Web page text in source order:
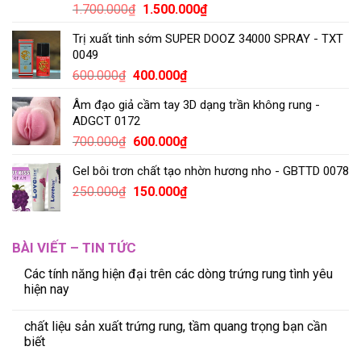
1.700.000₫ 1.500.000₫
Trị xuất tinh sớm SUPER DOOZ 34000 SPRAY - TXT
0049
600.000₫ 400.000₫
Âm đạo giả cầm tay 3D dạng trần không rung -
ADGCT 0172
700.000₫ 600.000₫
Gel bôi trơn chất tạo nhờn hương nho - GBTTD 0078
250.000₫ 150.000₫
BÀI VIẾT – TIN TỨC
Các tính năng hiện đại trên các dòng trứng rung tình yêu
hiện nay
chất liệu sản xuất trứng rung, tầm quang trọng bạn cần
biết